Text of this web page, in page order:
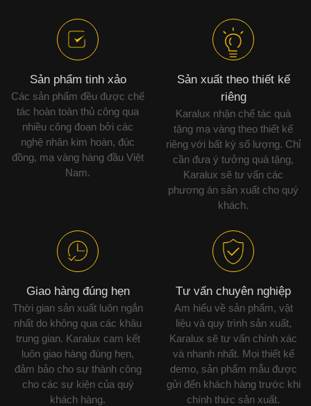
Sản phẩm tinh xảo
Các sản phẩm đều được chế
tác hoàn toàn thủ công qua
nhiều công đoạn bởi các
nghệ nhân kim hoàn, đúc
đồng, mạ vàng hàng đầu Việt
Nam.
Sản xuất theo thiết kế
riêng
Karalux nhận chế tác quà
tặng mạ vàng theo thiết kế
riêng với bất kỳ số lượng. Chỉ
cần đưa ý tưởng quà tặng,
Karalux sẽ tư vấn các
phương án sản xuất cho quý
khách.
Giao hàng đúng hẹn
Thời gian sản xuất luôn ngắn
nhất do không qua các khâu
trung gian. Karalux cam kết
luôn giao hàng đúng hẹn,
đảm bảo cho sự thành công
cho các sự kiện của quý
khách hàng.
Tư vấn chuyên nghiệp
Am hiểu về sản phẩm, vật
liệu và quy trình sản xuất,
Karalux sẽ tư vấn chính xác
và nhanh nhất. Mọi thiết kế
demo, sản phẩm mẫu được
gửi đến khách hàng trước khi
chính thức sản xuất.